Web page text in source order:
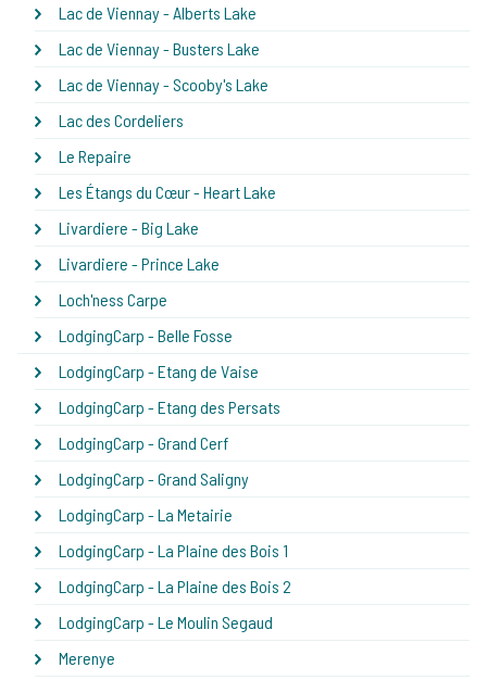
Lac de Viennay - Alberts Lake
Lac de Viennay - Busters Lake
Lac de Viennay - Scooby's Lake
Lac des Cordeliers
Le Repaire
Les Étangs du Cœur - Heart Lake
Livardiere - Big Lake
Livardiere - Prince Lake
Loch'ness Carpe
LodgingCarp - Belle Fosse
LodgingCarp - Etang de Vaise
LodgingCarp - Etang des Persats
LodgingCarp - Grand Cerf
LodgingCarp - Grand Saligny
LodgingCarp - La Metairie
LodgingCarp - La Plaine des Bois 1
LodgingCarp - La Plaine des Bois 2
LodgingCarp - Le Moulin Segaud
Merenye